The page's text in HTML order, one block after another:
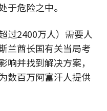
于危险之中。
过2400万人）需要人
兰酋长国有关当局考
响并找到解决方案，
数百万阿富汗人提供